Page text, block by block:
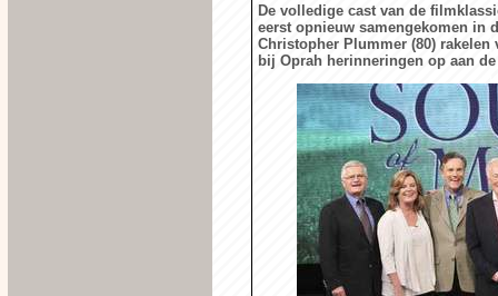
De volledige cast van de
eerst opnieuw samengekomen in
Christopher Plummer (80) rakelen
bij Oprah herinneringen op aan